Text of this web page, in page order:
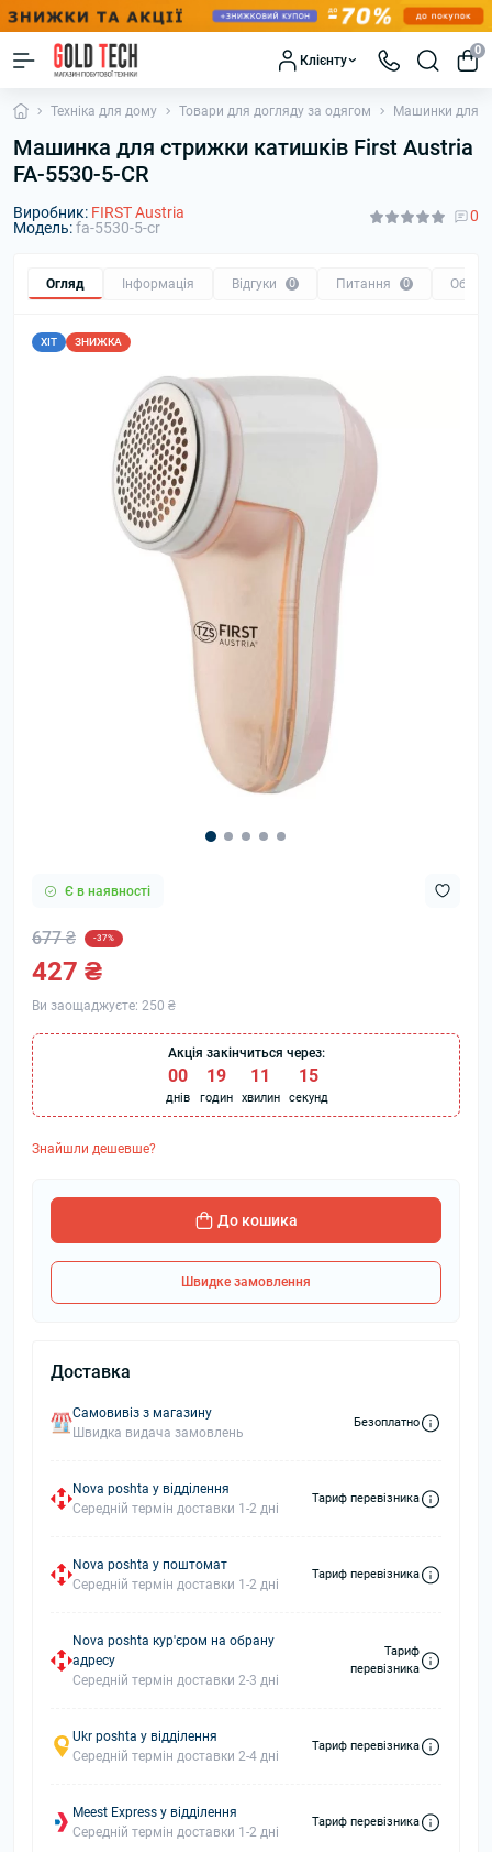
Клієнту
0
Техніка для дому Товари для догляду за одягом Машинки для
Машинка для стрижки катишків First Austria
FA-5530-5-CR
Виробник: FIRST Austria
Модель:fa-5530-5-cr
0
Огляд Інформація Відгуки 0 Питання 0 Обмін
ХІТ ЗНИЖКА
Є в наявності
677 ₴ -37%
427 ₴
Ви заощаджуєте: 250 ₴
Акція закінчиться через:
00
днів
19
годин
11
хвилин
15
секунд
Знайшли дешевше?
До кошика
Швидке замовлення
Доставка
Самовивіз з магазину
Швидка видача замовлень
Безоплатно
Nova poshta у відділення
Середній термін доставки 1-2 дні
Тариф перевізника
Nova poshta у поштомат
Середній термін доставки 1-2 дні
Тариф перевізника
Nova poshta кур'єром на обрану
адресу
Середній термін доставки 2-3 дні
Тариф
перевізника
Ukr poshta у відділення
Середній термін доставки 2-4 дні
Тариф перевізника
Meest Express у відділення
Середній термін доставки 1-2 дні
Тариф перевізника